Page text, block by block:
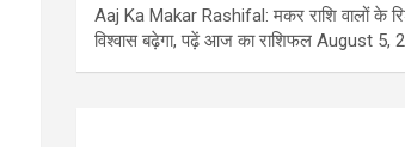
Aaj Ka Makar Rashifal: मकर राशि वालों के
विश्वास बढ़ेगा, पढ़ें आज का राशिफल August 5,